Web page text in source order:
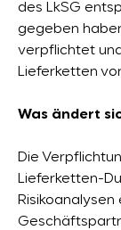
des LkSG
gegeben
verpflichtet
Lieferketten
Was ändert
Die
Lieferketten-